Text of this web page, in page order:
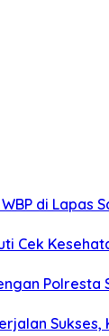
di Lapas
Cek